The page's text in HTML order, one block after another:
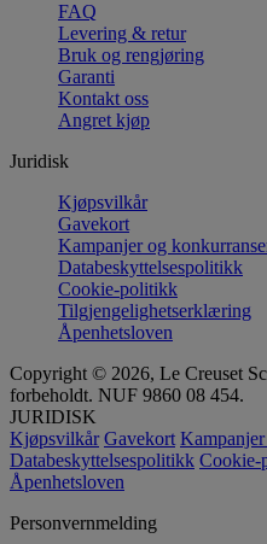
FAQ
Levering & retur
Bruk og rengjøring
Garanti
Kontakt oss
Angret kjøp
Juridisk
Kjøpsvilkår
Gavekort
Kampanjer og
Databeskyttelsespolitikk
Cookie-politikk
Tilgjengelighetserklæring
Åpenhetsloven
Copyright © 2026, Le Creuset
forbeholdt. NUF 9860 08 454.
JURIDISK
Kjøpsvilkår Gavekort
Databeskyttelsespolitikk
Åpenhetsloven
Personvernmelding